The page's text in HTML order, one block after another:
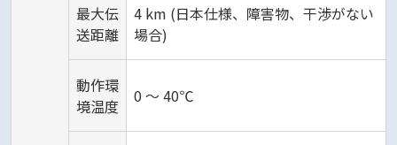
最大伝
送距離
4 km (日本仕様、障害物、干渉がない
場合)
動作環
境温度
0 ～ 40℃